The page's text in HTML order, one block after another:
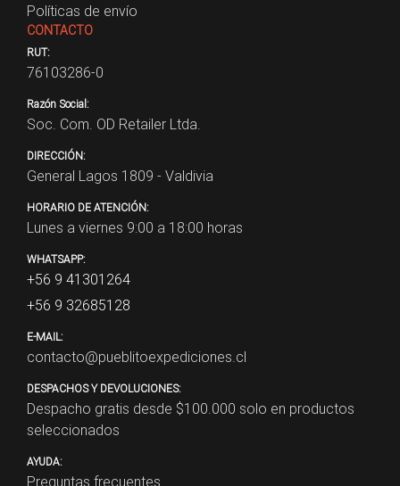
Políticas de envío
CONTACTO
RUT:
76103286-0
Razón Social:
Soc. Com. OD Retailer Ltda.
DIRECCIÓN:
General Lagos 1809 - Valdivia
HORARIO DE ATENCIÓN:
Lunes a viernes 9:00 a 18:00 horas
WHATSAPP:
+56 9 41301264
+56 9 32685128
E-MAIL:
contacto@pueblitoexpediciones.cl
DESPACHOS Y DEVOLUCIONES:
Despacho gratis desde $100.000 solo en productos
seleccionados
AYUDA:
Preguntas frecuentes